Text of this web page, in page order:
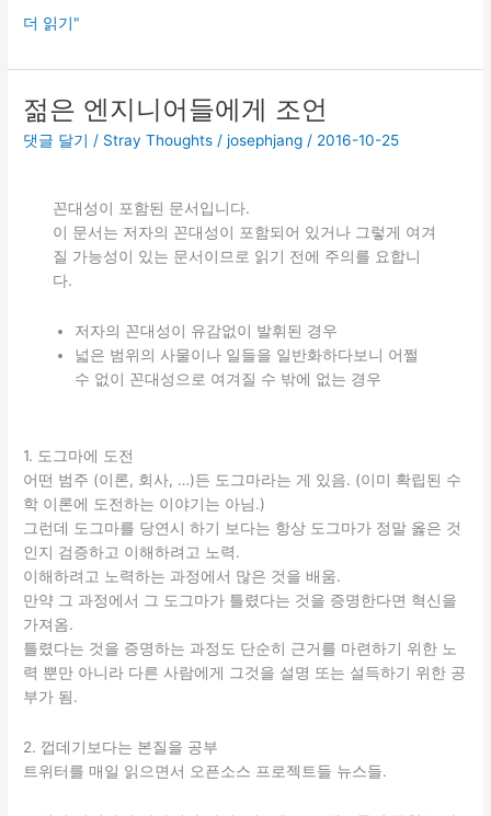
The
“청
결
백
더 읽기"
젊은 엔지니어들에게 조언
댓글 달기 / Stray Thoughts /josephjang/ 2016-10-25
꼰대성이 포함된 문서입니다.
이 문서는 저자의 꼰대성이 포함되어 있거나 그렇게 여겨
질 가능성이 있는 문서이므로 읽기 전에 주의를 요합니
다.
저자의 꼰대성이 유감없이 발휘된 경우
넓은 범위의 사물이나 일들을 일반화하다보니 어쩔
수 없이 꼰대성으로 여겨질 수 밖에 없는 경우
1. 도그마에 도전
어떤 범주 (이론, 회사, …)든 도그마라는 게 있음. (이미 확립된 수
학 이론에 도전하는 이야기는 아님.)
그런데 도그마를 당연시 하기 보다는 항상 도그마가 정말 옳은 것
인지 검증하고 이해하려고 노력.
이해하려고 노력하는 과정에서 많은 것을 배움.
만약 그 과정에서 그 도그마가 틀렸다는 것을 증명한다면 혁신을
가져옴.
틀렸다는 것을 증명하는 과정도 단순히 근거를 마련하기 위한 노
력 뿐만 아니라 다른 사람에게 그것을 설명 또는 설득하기 위한 공
부가 됨.
2. 껍데기보다는 본질을 공부
트위터를 매일 읽으면서 오픈소스 프로젝트들 뉴스들.